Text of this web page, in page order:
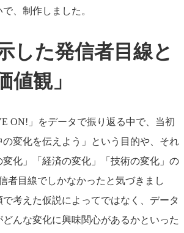
、制作しました。
した発信者目線と
値観」
ON!」をデータで振り返る中で、当初
変化を伝えよう」という目的や、それ
変化」「経済の変化」「技術の変化」の
者目線でしかなかったと気づきまし
考えた仮説によってではなく、データ
んな変化に興味関心があるかといった